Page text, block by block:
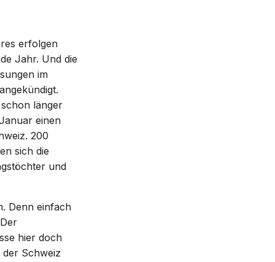
erfolgen
Jahr. Und die
im
länger
einen
200
sich die
und
Denn einfach
hier doch
Schweiz